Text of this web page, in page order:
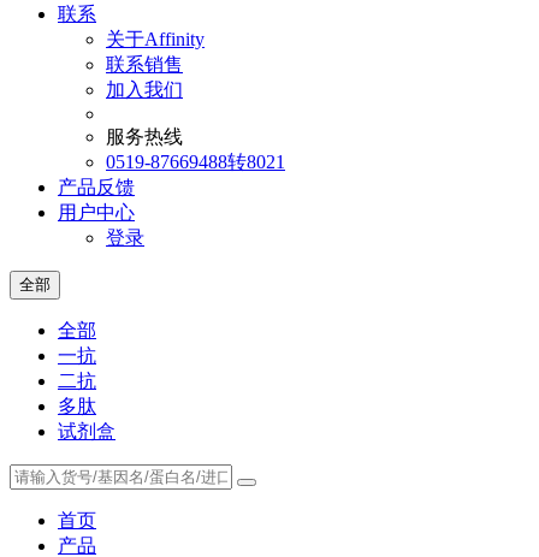
联系
关于Affinity
联系销售
加入我们
服务热线
0519-87669488转8021
产品反馈
用户中心
登录
全部
全部
一抗
二抗
多肽
试剂盒
首页
产品